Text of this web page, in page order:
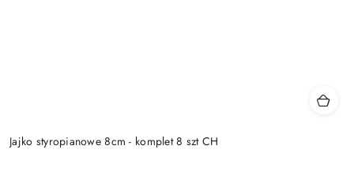
Jajko styropianowe 8cm - komplet 8 szt CH